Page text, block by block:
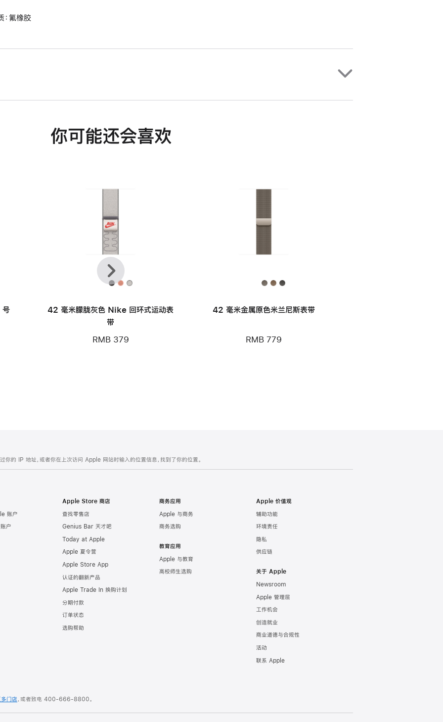
：氟橡胶
你可能还会喜欢
号
42 毫米朦胧灰色 Nike 回环式运动表
带
RMB 379
42 毫米金属原色米兰尼斯表带
RMB 779
上
一
个
下
一
个
你的 IP 地址，或者你在上次访问 Apple 网站时输入的位置信息，找到了你的位置。
账户
户
Apple Store 商店
查找零售店
Genius Bar 天才吧
Today at Apple
Apple 夏令营
Apple Store App
认证的翻新产品
Apple Trade In 换购计划
分期付款
订单状态
选购帮助
商务应用
Apple 与商务
商务选购
教育应用
Apple 与教育
高校师生选购
Apple 价值观
辅助功能
环境责任
隐私
供应链
关于 Apple
Newsroom
Apple 管理层
工作机会
创造就业
商业道德与合规性
活动
联系 Apple
多门店，或者致电 400-666-8800。